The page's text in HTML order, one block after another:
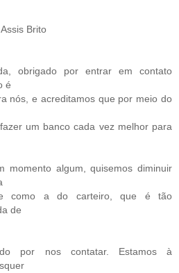
Brito
obrigado por entrar em contato
é
nós, e acreditamos que por meio do
um banco cada vez melhor para
momento algum, quisemos diminuir
como a do carteiro, que é tão
de
por nos contatar. Estamos à